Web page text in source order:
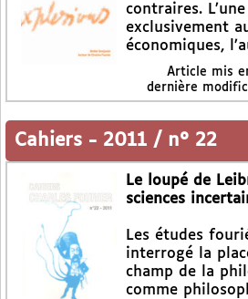
contraires.
exclusivement
économiques,
Article mis
dernière
Cahiers - 2011 / n° 22
Le loupé de
sciences
Les études
interrogé la
champ de la
comme